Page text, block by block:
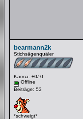
bearmann2k
Stichsägenquäler
Karma: +0/-0
Offline
Beiträge: 53
*schweigt*